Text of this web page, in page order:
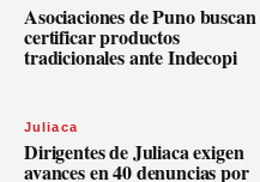
Asociaciones de Puno buscan
certificar productos
tradicionales ante Indecopi
Juliaca
Dirigentes de Juliaca exigen
avances en 40 denuncias por